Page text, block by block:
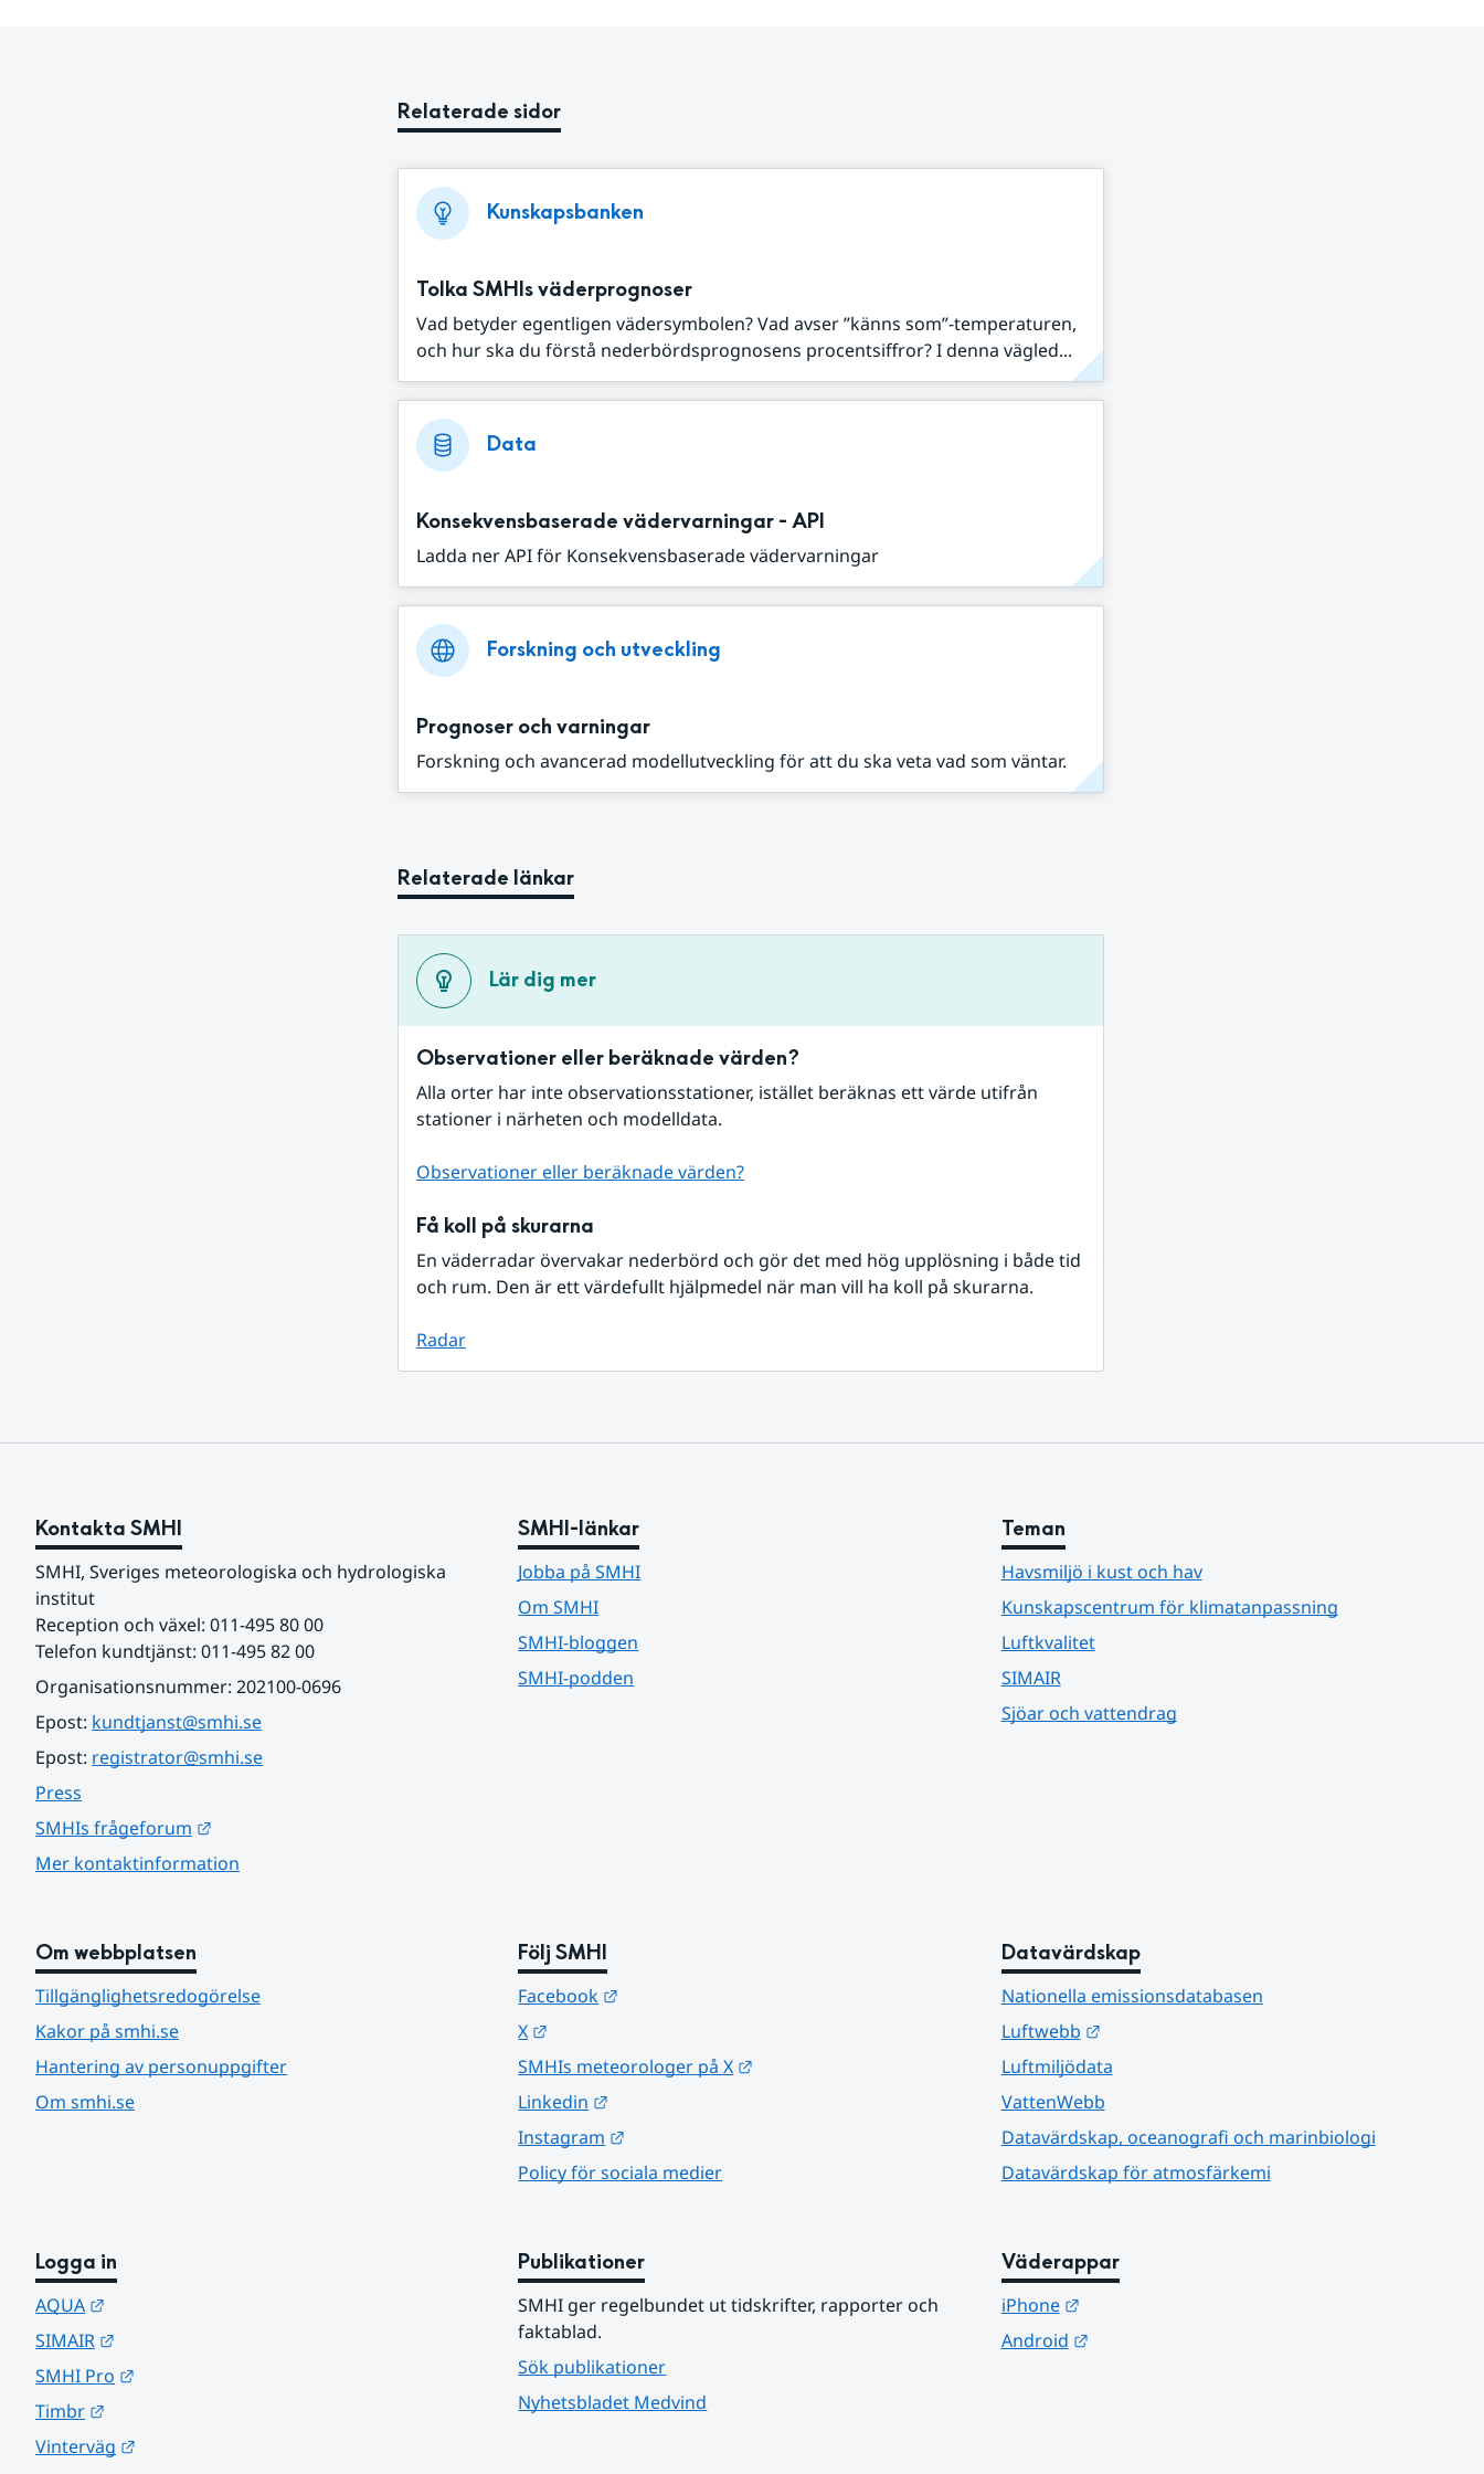
Relaterade sidor
Kunskapsbanken
Tolka SMHIs väderprognoser
Vad betyder egentligen vädersymbolen? Vad avser ”känns som”-temperaturen,
och hur ska du förstå nederbördsprognosens procentsiffror? I denna vägled...
Data
Konsekvensbaserade vädervarningar - API
Ladda ner API för Konsekvensbaserade vädervarningar
Forskning och utveckling
Prognoser och varningar
Forskning och avancerad modellutveckling för att du ska veta vad som väntar.
Relaterade länkar
Lär dig mer
Observationer eller beräknade värden?
Alla orter har inte observationsstationer, istället beräknas ett värde utifrån
stationer i närheten och modelldata.
Observationer eller beräknade värden?
Få koll på skurarna
En väderradar övervakar nederbörd och gör det med hög upplösning i både tid
och rum. Den är ett värdefullt hjälpmedel när man vill ha koll på skurarna.
Radar
Kontakta SMHI
SMHI, Sveriges meteorologiska och hydrologiska
institut
Reception och växel: 011-495 80 00
Telefon kundtjänst: 011-495 82 00
Organisationsnummer: 202100-0696
Epost: kundtjanst@smhi.se
Epost: registrator@smhi.se
Press
SMHIs frågeforum
Mer kontaktinformation
SMHI-länkar
Jobba på SMHI
Om SMHI
SMHI-bloggen
SMHI-podden
Teman
Havsmiljö i kust och hav
Kunskapscentrum för klimatanpassning
Luftkvalitet
SIMAIR
Sjöar och vattendrag
Om webbplatsen
Tillgänglighetsredogörelse
Kakor på smhi.se
Hantering av personuppgifter
Om smhi.se
Följ SMHI
Facebook
X
SMHIs meteorologer på X
Linkedin
Instagram
Policy för sociala medier
Datavärdskap
Nationella emissionsdatabasen
Luftwebb
Länk till annan webbplats.
Luftmiljödata
VattenWebb
Datavärdskap, oceanografi och marinbiologi
Datavärdskap för atmosfärkemi
Logga in
AQUA
SIMAIR
SMHI Pro
Timbr
Vinterväg
Publikationer
SMHI ger regelbundet ut tidskrifter, rapporter och
faktablad.
Sök publikationer
Nyhetsbladet Medvind
Väderappar
iPhone
Länk till annan webbplats.
Android
Länk till annan webbplats.